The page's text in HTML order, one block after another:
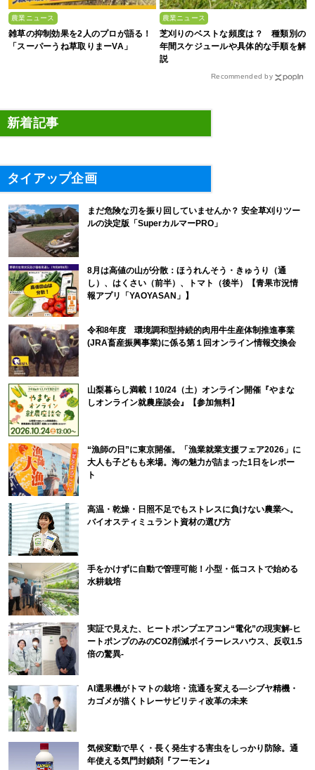
農業ニュース
雑草の抑制効果を2人のプロが語る！
「スーパーうね草取りまーVA」
農業ニュース
芝刈りのベストな頻度は？ 種類別の
年間スケジュールや具体的な手順を解
説
Recommended by
新着記事
タイアップ企画
まだ危険な刃を振り回していませんか？ 安全草刈りツー
ルの決定版「SuperカルマーPRO」
8月は高値の山が分散：ほうれんそう・きゅうり（通
し）、はくさい（前半）、トマト（後半）【青果市況情
報アプリ「YAOYASAN」】
令和8年度 環境調和型持続的肉用牛生産体制推進事業
(JRA畜産振興事業)に係る第１回オンライン情報交換会
山梨暮らし満載！10/24（土）オンライン開催『やまな
しオンライン就農座談会』【参加無料】
“漁師の日”に東京開催。「漁業就業支援フェア2026」に
大人も子どもも来場。海の魅力が詰まった1日をレポー
ト
高温・乾燥・日照不足でもストレスに負けない農業へ。
バイオスティミュラント資材の選び方
手をかけずに自動で管理可能！小型・低コストで始める
水耕栽培
実証で見えた、ヒートポンプエアコン“電化”の現実解-ヒ
ートポンプのみのCO2削減ボイラーレスハウス、反収1.5
倍の驚異-
AI選果機がトマトの栽培・流通を変える―シブヤ精機・
カゴメが描くトレーサビリティ改革の未来
気候変動で早く・長く発生する害虫をしっかり防除。通
年使える気門封鎖剤『フーモン』